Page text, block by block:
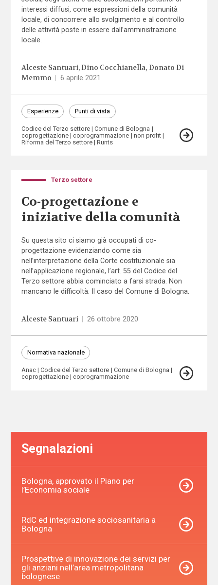
interessi diffusi, come espressioni della comunità
locale, di concorrere allo svolgimento e al controllo
delle attività poste in essere dall’amministrazione
locale.
Alceste Santuari Dino Cocchianella Donato Di
Memmo
6 aprile 2021
Esperienze Punti di vista
Codice del Terzo settore
Comune di Bologna
coprogettazione
coprogrammazione
non profit
Riforma del Terzo settore
Runts
Terzo settore
Co-progettazione e
iniziative della comunità
Su questa sito ci siamo già occupati di co-
progettazione evidenziando come sia
nell’interpretazione della Corte costituzionale sia
nell’applicazione regionale, l’art. 55 del Codice del
Terzo settore abbia cominciato a farsi strada. Non
mancano le difficoltà. Il caso del Comune di Bologna.
Alceste Santuari 26 ottobre 2020
Normativa nazionale
Anac Codice del Terzo settore
Comune di Bologna
coprogettazione
coprogrammazione
Segnalazioni
Bologna, approvato il Piano per
l’Economia sociale
RdC ed integrazione sociosanitaria a
Bologna
Prospettive di innovazione dei servizi per
gli anziani nell’area metropolitana
bolognese